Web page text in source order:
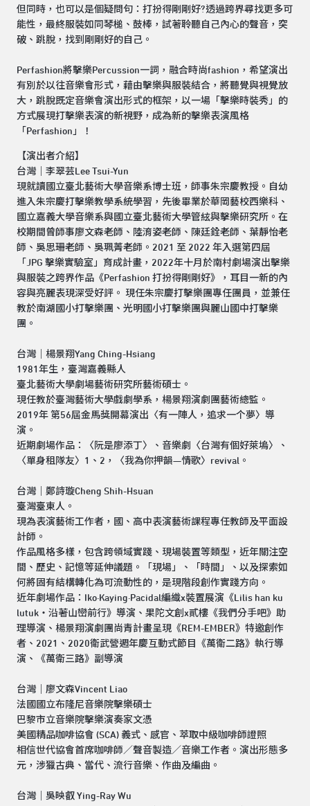
但同時，也可以是個疑問句：打扮得剛剛好?透過跨界尋找更多可
能性，最終服裝如同琴槌、鼓棒，試著聆聽自己內心的聲音，突
破、跳脫，找到剛剛好的自己。
Perfashion將擊樂Percussion一詞，融合時尚fashion，希望演出
有別於以往音樂會形式，藉由擊樂與服裝結合，將聽覺與視覺放
大，跳脫既定音樂會演出形式的框架，以一場「擊樂時裝秀」的
方式展現打擊樂表演的新視野，成為新的擊樂表演風格
「Perfashion」！
【演出者介紹】
台灣｜李翠芸Lee Tsui-Yun
現就讀國立臺北藝術大學音樂系博士班，師事朱宗慶教授。自幼
進入朱宗慶打擊樂教學系統學習，先後畢業於華岡藝校西樂科、
國立嘉義大學音樂系與國立臺北藝術大學管絃與擊樂研究所。在
校期間曾師事廖文森老師、陸淯姿老師、陳廷銓老師、葉靜怡老
師、吳思珊老師、吳珮菁老師。2021 至 2022 年入選第四屆
「JPG 擊樂實驗室」育成計畫，2022年十月於南村劇場演出擊樂
與服裝之跨界作品《Perfashion 打扮得剛剛好》，耳目一新的內
容與亮麗表現深受好評。 現任朱宗慶打擊樂團專任團員，並兼任
教於南湖國小打擊樂團、光明國小打擊樂團與麗山國中打擊樂
團。
台灣｜楊景翔Yang Ching-Hsiang
1981年生，臺灣嘉義縣人
臺北藝術大學劇場藝術研究所藝術碩士。
現任教於臺灣藝術大學戲劇學系，楊景翔演劇團藝術總監。
2019年 第56屆金馬獎開幕演出〈有一陣人，追求一个夢〉導
演。
近期劇場作品：〈阮是廖添丁〉、音樂劇〈台灣有個好萊塢〉、
〈單身租隊友〉1、2，〈我為你押韻—情歌〉revival。
台灣｜鄭詩璇Cheng Shih-Hsuan
臺灣臺東人。
現為表演藝術工作者，國、高中表演藝術課程專任教師及平面設
計師。
作品風格多樣，包含跨領域實踐、現場裝置等類型，近年關注空
間、歷史、記憶等延伸議題。「現場」、「時間」、以及探索如
何將固有結構轉化為可流動性的，是現階段創作實踐方向。
近年劇場作品：Iko·Kaying·Pacidal編織x裝置展演《Lilis han ku
lutuk・沿著山巒前行》導演、果陀文創x貳樓《我們分手吧》助
理導演、楊景翔演劇團尚青計畫呈現《REM-EMBER》特邀創作
者、2021、2020衛武營週年慶互動式節目《萬衛二路》執行導
演、《萬衛三路》副導演
台灣｜廖文森Vincent Liao
法國國立布隆尼音樂院擊樂碩士
巴黎市立音樂院擊樂演奏家文憑
美國精品咖啡協會 (SCA) 義式、感官、萃取中級咖啡師證照
相信世代協會首席咖啡師／聲音製造／音樂工作者。演出形態多
元，涉獵古典、當代、流行音樂、作曲及編曲。
台灣｜吳映叡 Ying-Ray Wu